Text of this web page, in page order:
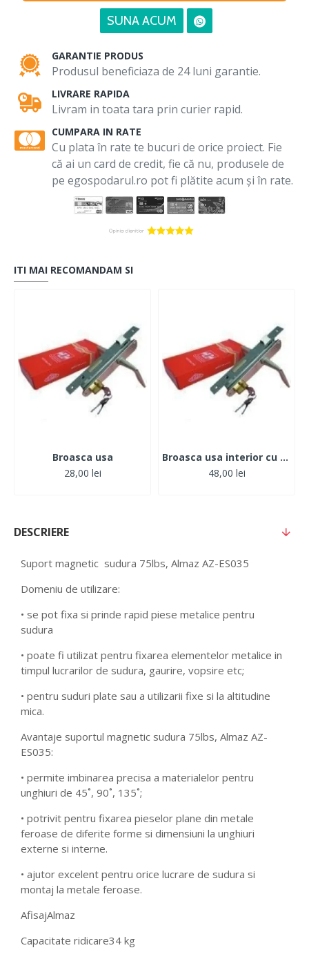
SUNA ACUM
GARANTIE PRODUS
Produsul beneficiaza de 24 luni garantie.
LIVRARE RAPIDA
Livram in toata tara prin curier rapid.
CUMPARA IN RATE
Cu plata în rate te bucuri de orice proiect. Fie
că ai un card de credit, fie că nu, produsele de
pe egospodarul.ro pot fi plătite acum și în rate.
ITI MAI RECOMANDAM SI
Broasca usa
28,00 lei
Broasca usa interior cu cheie
48,00 lei
DESCRIERE
Suport magnetic sudura 75lbs, Almaz AZ-ES035
Domeniu de utilizare:
• se pot fixa si prinde rapid piese metalice pentru
sudura
• poate fi utilizat pentru fixarea elementelor metalice in
timpul lucrarilor de sudura, gaurire, vopsire etc;
• pentru suduri plate sau a utilizarii fixe si la altitudine
mica.
Avantaje suportul magnetic sudura 75lbs, Almaz AZ-
ES035:
• permite imbinarea precisa a materialelor pentru
unghiuri de 45˚, 90˚, 135˚;
• potrivit pentru fixarea pieselor plane din metale
feroase de diferite forme si dimensiuni la unghiuri
externe si interne.
• ajutor excelent pentru orice lucrare de sudura si
montaj la metale feroase.
AfisajAlmaz
Capacitate ridicare34 kg